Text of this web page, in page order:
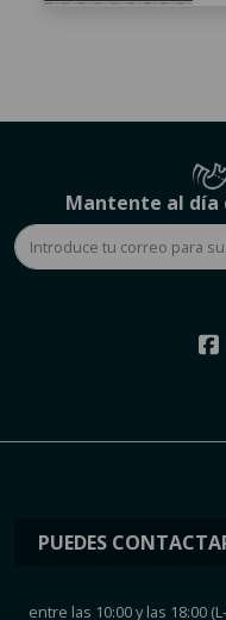
Mantente al día
PUEDES
entre las 10:00 y las 18:00